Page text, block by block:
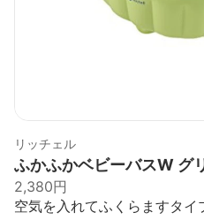
リッチェル
ふかふかベビーバスW グ
2,380円
空気を入れてふくらますタ